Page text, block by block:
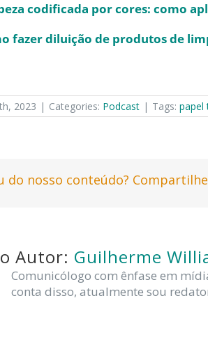
codificada por cores: como
fazer diluição de produtos de
2023 | Categories: Podcast | Tags: papel
do nosso conteúdo?
Autor: Guilherme
Comunicólogo com ênfase em
conta disso, atualmente sou